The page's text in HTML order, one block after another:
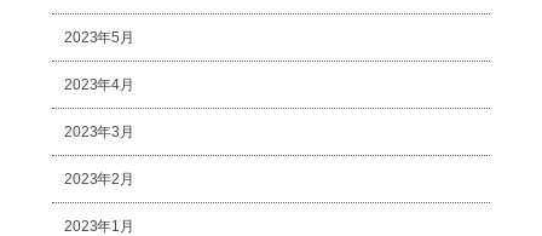
2023年5月
2023年4月
2023年3月
2023年2月
2023年1月